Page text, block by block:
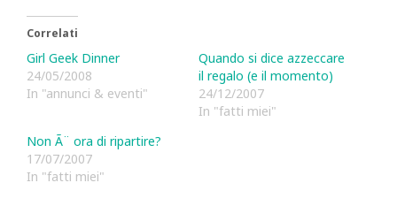
Correlati
Girl Geek Dinner
24/05/2008
In "annunci & eventi"
Quando si dice azzeccare
il regalo (e il momento)
24/12/2007
In "fatti miei"
Non Ã¨ ora di ripartire?
17/07/2007
In "fatti miei"